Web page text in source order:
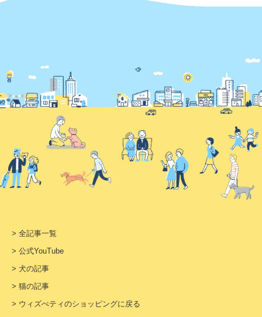
> 全記事一覧
> 公式YouTube
> 犬の記事
> 猫の記事
> ウィズぺティのショッピングに戻る